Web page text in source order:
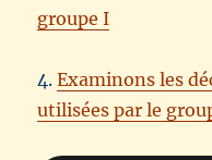
groupe I
4.Examinons les
utilisées par le